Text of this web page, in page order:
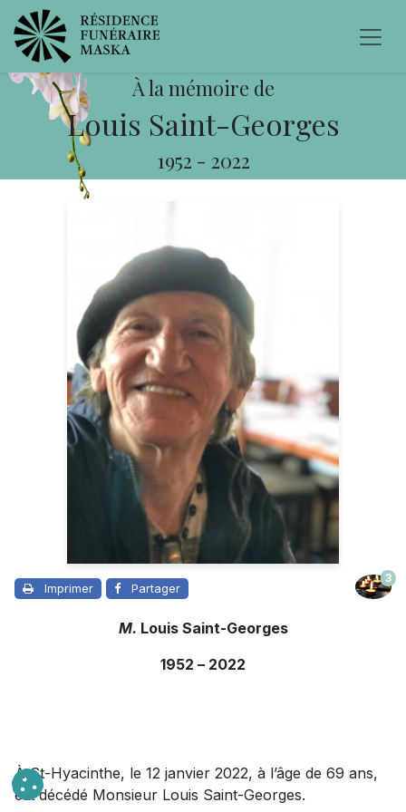
À la mémoire de
Louis Saint-Georges
1952 - 2022
Imprimer Partager
3
M. Louis Saint-Georges
1952 – 2022
À St-Hyacinthe, le 12 janvier 2022, à l’âge de 69 ans,
est décédé Monsieur Louis Saint-Georges.